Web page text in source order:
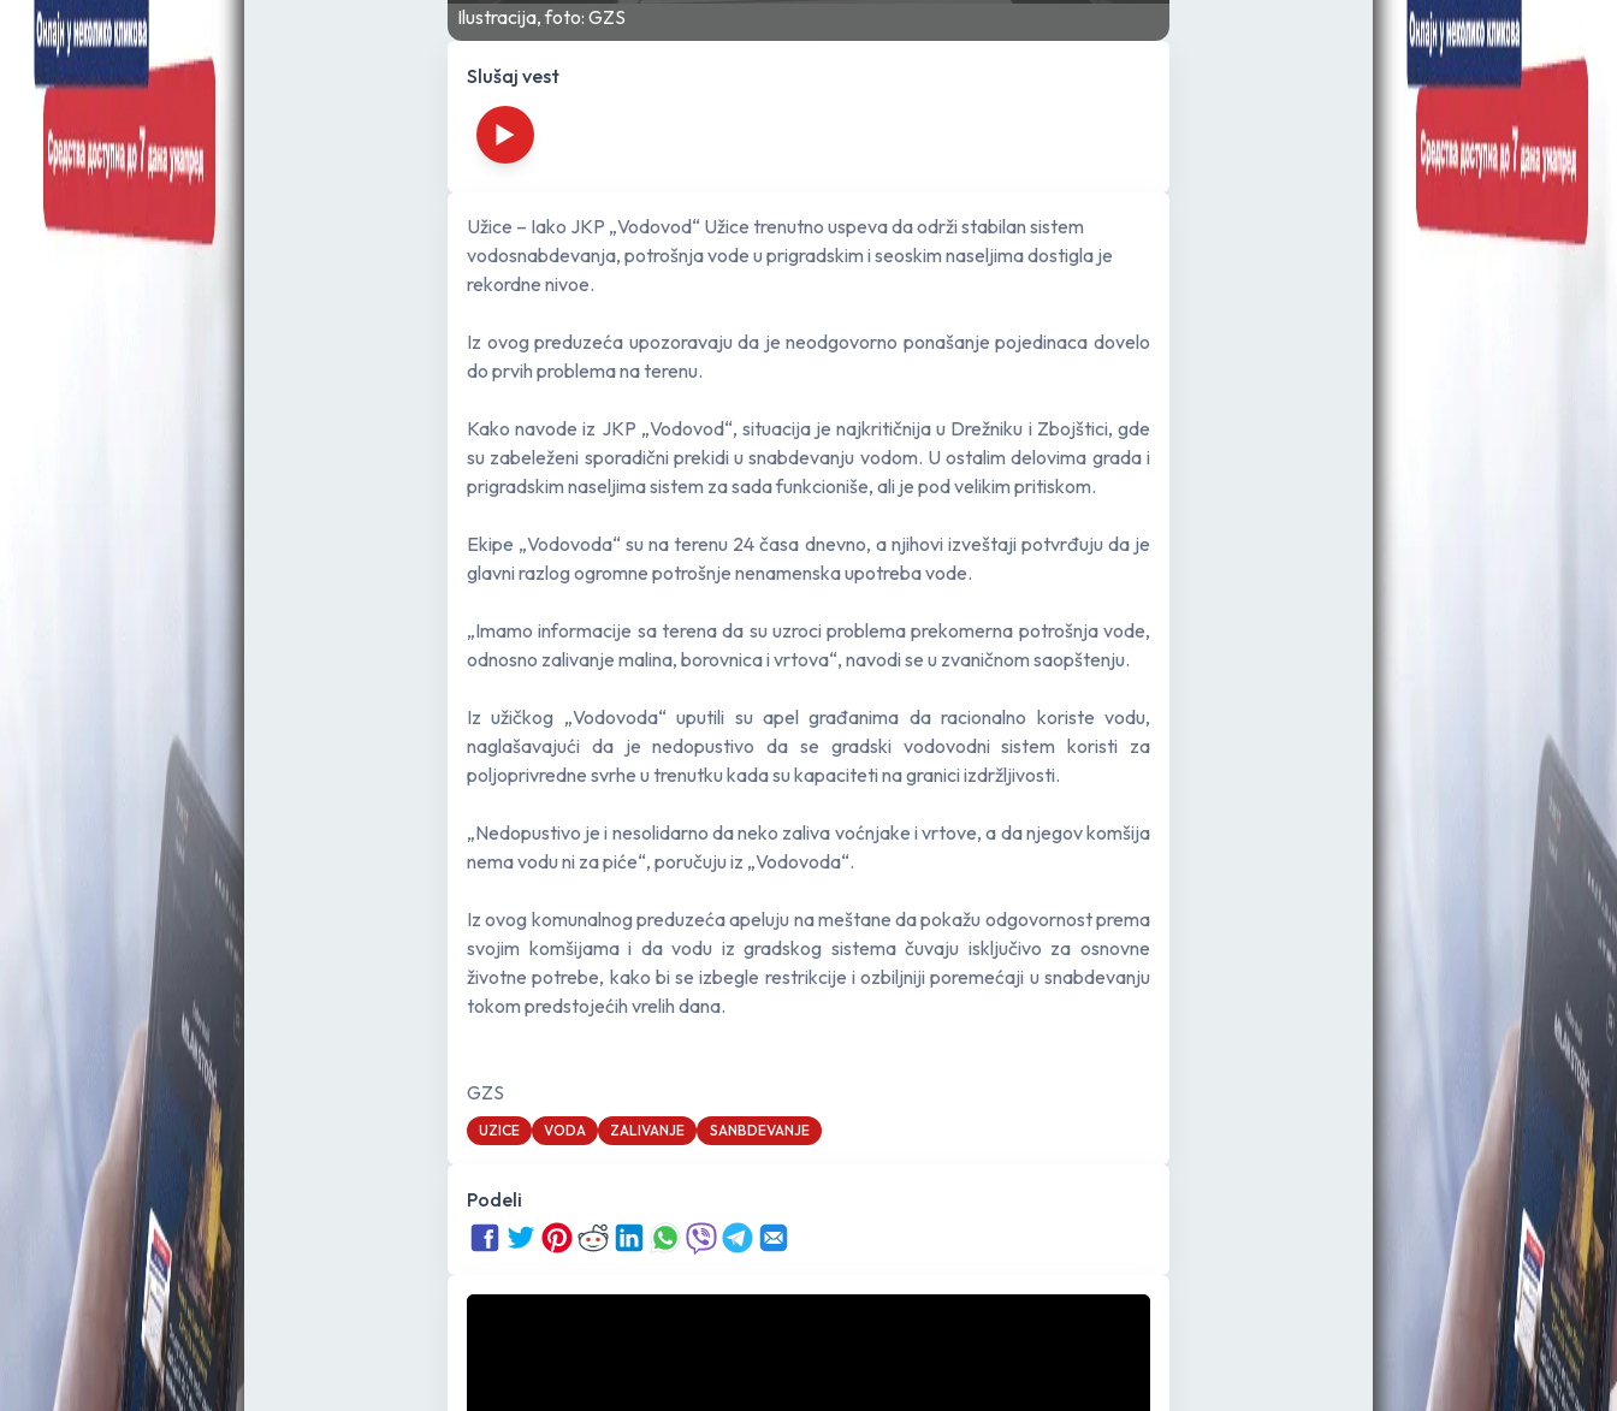
Ilustracija, foto: GZS
Slušaj vest
Užice – Iako JKP „Vodovod“ Užice trenutno uspeva da održi stabilan sistem
vodosnabdevanja, potrošnja vode u prigradskim i seoskim naseljima dostigla je
rekordne nivoe.
Iz ovog preduzeća upozoravaju da je neodgovorno ponašanje pojedinaca dovelo
do prvih problema na terenu.
Kako navode iz JKP „Vodovod“, situacija je najkritičnija u Drežniku i Zbojštici, gde
su zabeleženi sporadični prekidi u snabdevanju vodom. U ostalim delovima grada i
prigradskim naseljima sistem za sada funkcioniše, ali je pod velikim pritiskom.
Ekipe „Vodovoda“ su na terenu 24 časa dnevno, a njihovi izveštaji potvrđuju da je
glavni razlog ogromne potrošnje nenamenska upotreba vode.
„Imamo informacije sa terena da su uzroci problema prekomerna potrošnja vode,
odnosno zalivanje malina, borovnica i vrtova“, navodi se u zvaničnom saopštenju.
Iz užičkog „Vodovoda“ uputili su apel građanima da racionalno koriste vodu,
naglašavajući da je nedopustivo da se gradski vodovodni sistem koristi za
poljoprivredne svrhe u trenutku kada su kapaciteti na granici izdržljivosti.
„Nedopustivo je i nesolidarno da neko zaliva voćnjake i vrtove, a da njegov komšija
nema vodu ni za piće“, poručuju iz „Vodovoda“.
Iz ovog komunalnog preduzeća apeluju na meštane da pokažu odgovornost prema
svojim komšijama i da vodu iz gradskog sistema čuvaju isključivo za osnovne
životne potrebe, kako bi se izbegle restrikcije i ozbiljniji poremećaji u snabdevanju
tokom predstojećih vrelih dana.
GZS
UZICE VODA ZALIVANJE SANBDEVANJE
Podeli